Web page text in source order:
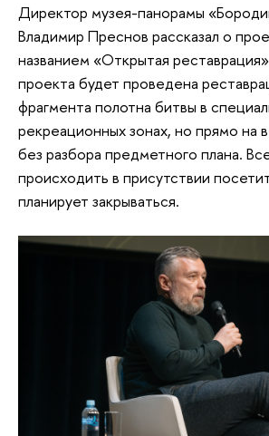
Директор музея-панорамы
Владимир Преснов рассказал о
названием «Открытая
проекта будет проведена
фрагмента полотна битвы в
рекреационных зонах, но прямо на
без разбора предметного плана.
происходить в присутствии
планирует закрываться.